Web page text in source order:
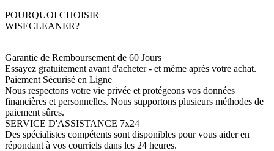
POURQUOI CHOISIR
WISECLEANER?
Garantie de Remboursement de 60 Jours
Essayez gratuitement avant d'acheter - et même après votre achat.
Paiement Sécurisé en Ligne
Nous respectons votre vie privée et protégeons vos données
financières et personnelles. Nous supportons plusieurs méthodes de
paiement sûres.
SERVICE D'ASSISTANCE 7x24
Des spécialistes compétents sont disponibles pour vous aider en
répondant à vos courriels dans les 24 heures.